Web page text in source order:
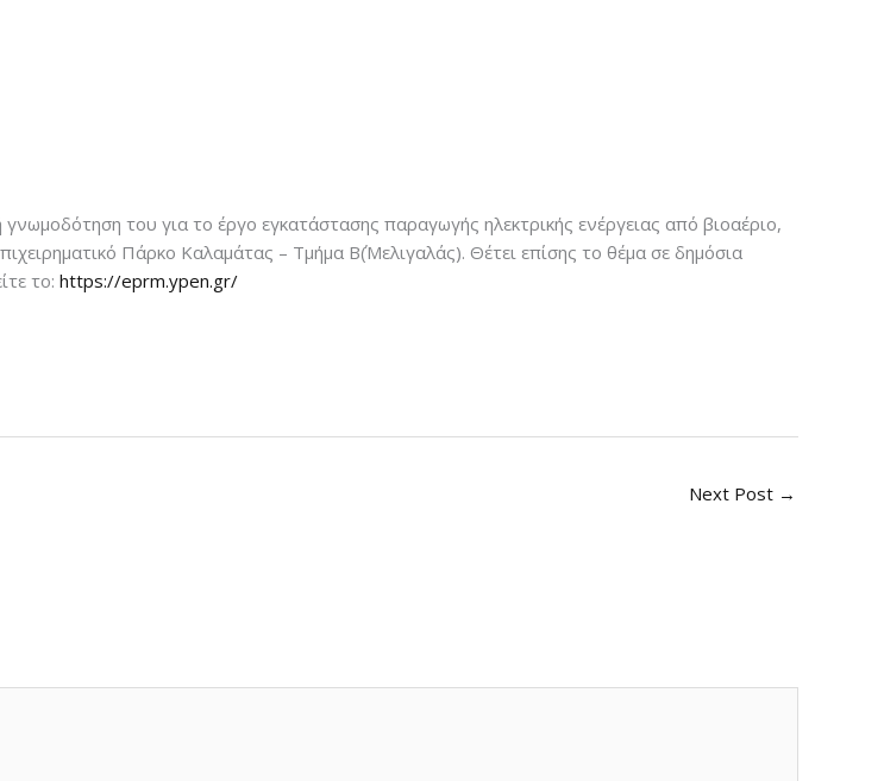
του για το έργο εγκατάστασης παραγωγής ηλεκτρικής ενέργειας από βιοαέριο,
Πάρκο Καλαμάτας – Τμήμα Β΄(Μελιγαλάς). Θέτει επίσης το θέμα σε δημόσια
το: https://eprm.ypen.gr/
Next Post →